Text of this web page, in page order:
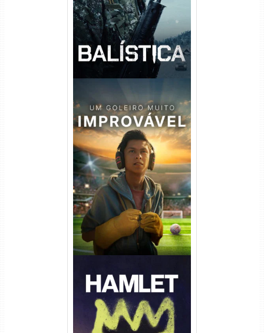
Um Goleiro Muito Improvável
Torrent (2026) WEB-DL 1080p
Dual Áudio